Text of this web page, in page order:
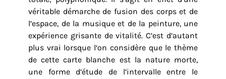
véritable démarche de fusion des corps et de
l’espace, de la musique et de la peinture, une
expérience grisante de vitalité. C’est d’autant
plus vrai lorsque l‘on considère que le thème
de cette carte blanche est la nature morte,
une forme d’étude de l’intervalle entre le